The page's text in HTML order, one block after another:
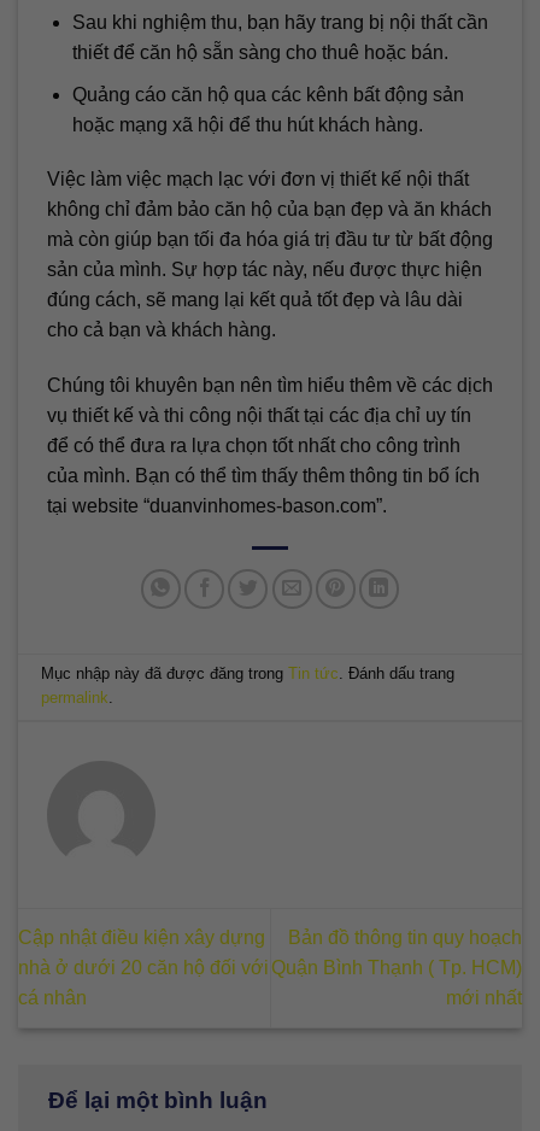
Sau khi nghiệm thu, bạn hãy trang bị nội thất cần
thiết để căn hộ sẵn sàng cho thuê hoặc bán.
Quảng cáo căn hộ qua các kênh bất động sản
hoặc mạng xã hội để thu hút khách hàng.
Việc làm việc mạch lạc với đơn vị thiết kế nội thất
không chỉ đảm bảo căn hộ của bạn đẹp và ăn khách
mà còn giúp bạn tối đa hóa giá trị đầu tư từ bất động
sản của mình. Sự hợp tác này, nếu được thực hiện
đúng cách, sẽ mang lại kết quả tốt đẹp và lâu dài
cho cả bạn và khách hàng.
Chúng tôi khuyên bạn nên tìm hiểu thêm về các dịch
vụ thiết kế và thi công nội thất tại các địa chỉ uy tín
để có thể đưa ra lựa chọn tốt nhất cho công trình
của mình. Bạn có thể tìm thấy thêm thông tin bổ ích
tại website “duanvinhomes-bason.com”.
Mục nhập này đã được đăng trongTin tức. Đánh dấu trang
permalink.
Cập nhật điều kiện xây dựng
nhà ở dưới 20 căn hộ đối với
cá nhân
Bản đồ thông tin quy hoạch
Quận Bình Thạnh ( Tp. HCM)
mới nhất
Để lại một bình luận